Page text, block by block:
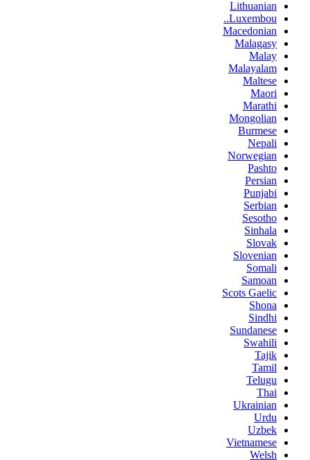
Lithuanian
Luxembou..
Macedonian
Malagasy
Malay
Malayalam
Maltese
Maori
Marathi
Mongolian
Burmese
Nepali
Norwegian
Pashto
Persian
Punjabi
Serbian
Sesotho
Sinhala
Slovak
Slovenian
Somali
Samoan
Scots Gaelic
Shona
Sindhi
Sundanese
Swahili
Tajik
Tamil
Telugu
Thai
Ukrainian
Urdu
Uzbek
Vietnamese
Welsh